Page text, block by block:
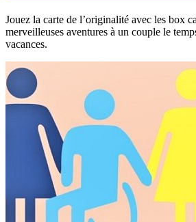
Jouez la carte de l’originalité avec les box
merveilleuses aventures à un couple le
vacances.